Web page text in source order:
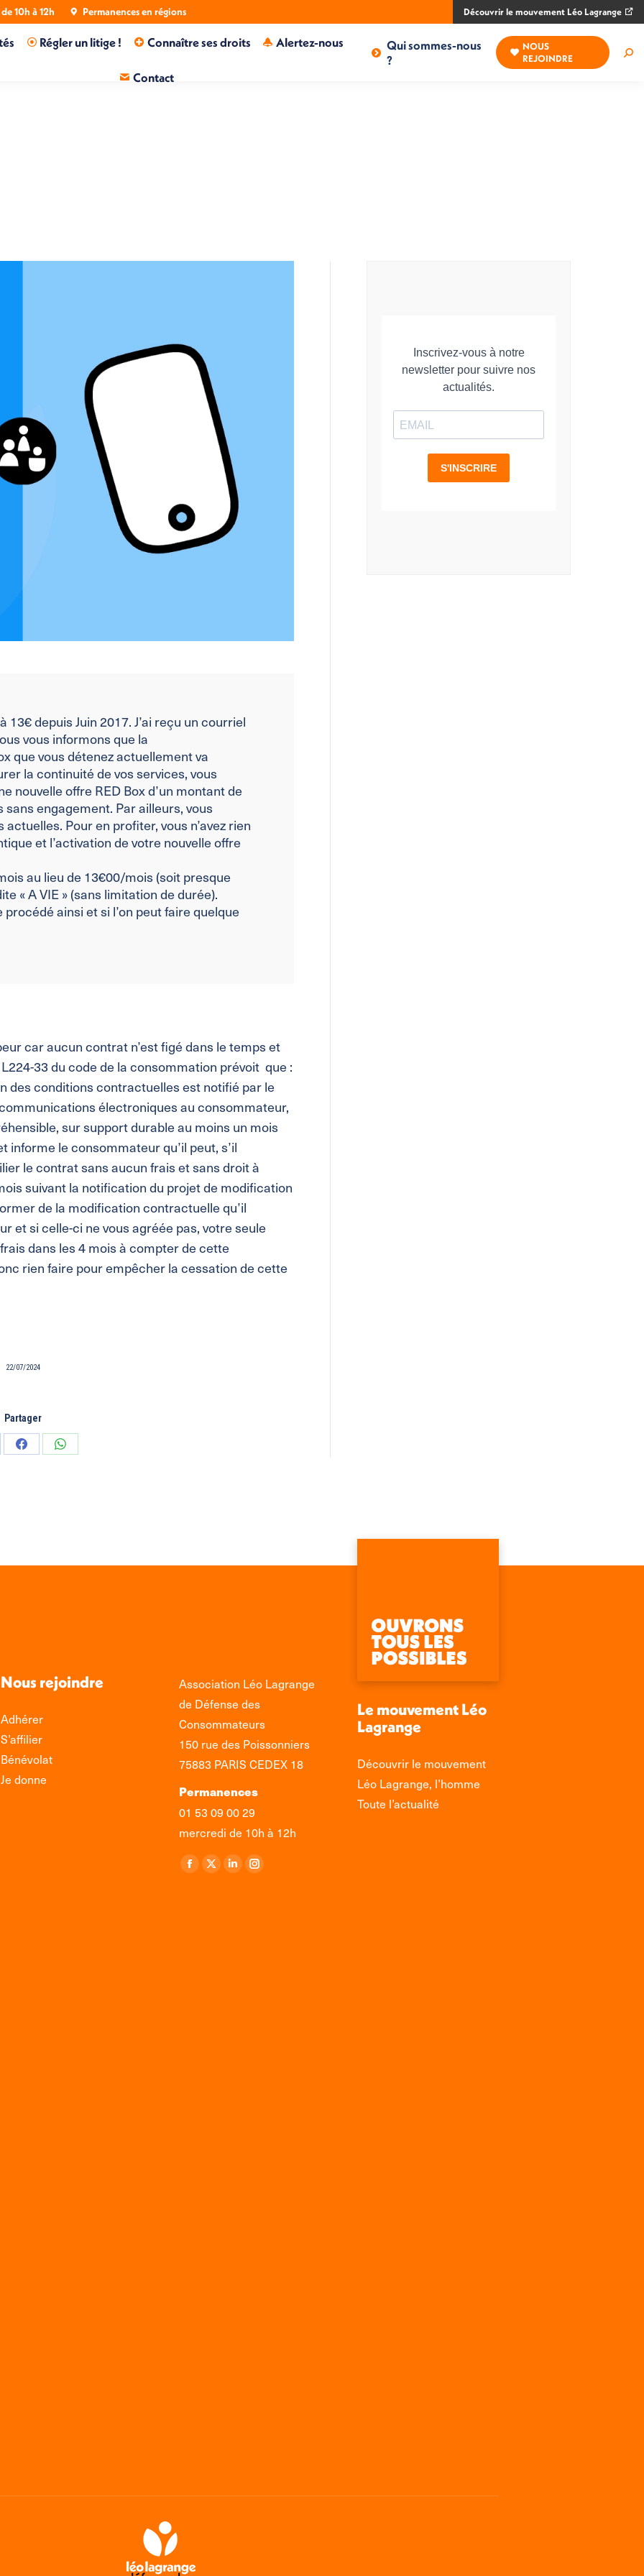
10h à 12h Permanences en régions Découvrir le mouvement Léo Lagrange
Régler un litige ! Connaître ses droits Alertez-nous
Contact
Qui sommes-nous
?
NOUS
REJOINDRE
13€ depuis Juin 2017. J’ai reçu un courriel
vous informons que la
que vous détenez actuellement va
la continuité de vos services, vous
nouvelle offre RED Box d’un montant de
engagement. Par ailleurs, vous
Pour en profiter, vous n’avez rien
et l’activation de votre nouvelle offre
au lieu de 13€00/mois (soit presque
« A VIE » (sans limitation de durée).
procédé ainsi et si l’on peut faire quelque
car aucun contrat n’est figé dans le temps et
33 du code de la consommation prévoit que :
des conditions contractuelles est notifié par le
électroniques au consommateur,
sur support durable au moins un mois
informe le consommateur qu’il peut, s’il
le contrat sans aucun frais et sans droit à
suivant la notification du projet de modification
de la modification contractuelle qu’il
et si celle-ci ne vous agréée pas, votre seule
dans les 4 mois à compter de cette
rien faire pour empêcher la cessation de cette
22/07/2024
Partager
PartagerPartager
Nous rejoindre
Adhérer
S’affilier
Bénévolat
Je donne
Association Léo Lagrange
de Défense des
Consommateurs
150 rue des Poissonniers
75883 PARIS CEDEX 18
Permanences
01 53 09 00 29
mercredi de 10h à 12h
Retrouvez-nous sur :
La
La
La
La
Le mouvement Léo
Lagrange
Découvrir le mouvement
Léo Lagrange, l’homme
Toute l’actualité